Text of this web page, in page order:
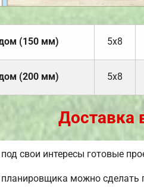
(150 мм) 5х8
(200 мм) 5х8
Доставка
свои интересы готовые
можно